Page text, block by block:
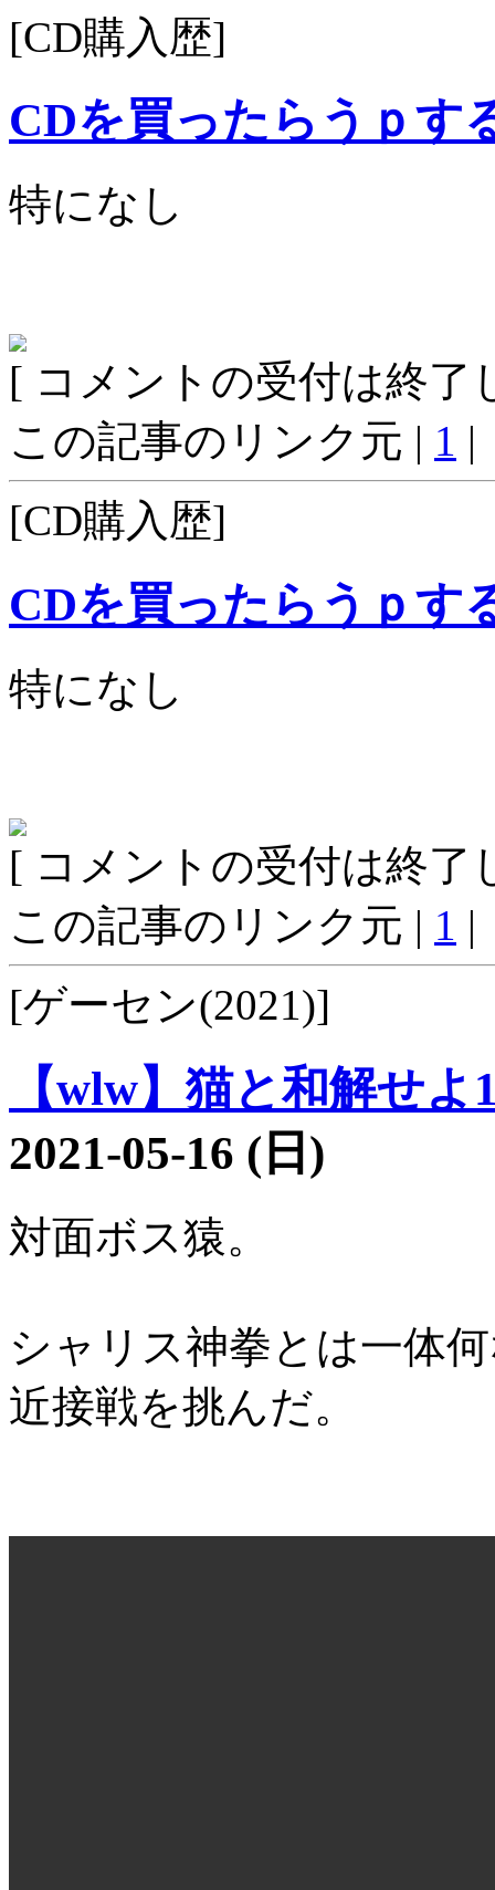
[CD購入歴]
CDを買ったらうｐす
特になし
[ コメントの受付は終了
この記事のリンク元 | 1 |
[CD購入歴]
CDを買ったらうｐす
特になし
[ コメントの受付は終了
この記事のリンク元 | 1 |
[ゲーセン(2021)]
【wlw】猫と和解せ
2021-05-16 (日)
対面ボス猿。
シャリス神拳とは一体
近接戦を挑んだ。